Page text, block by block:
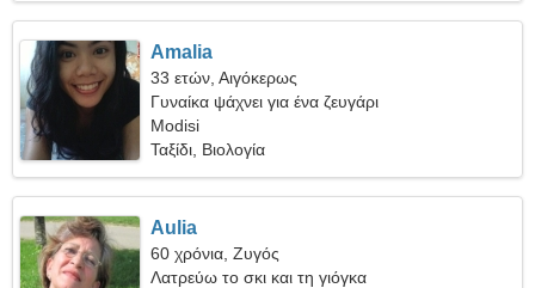
Amalia
33 ετών, Αιγόκερως
Γυναίκα ψάχνει για ένα ζευγάρι
Modisi
Ταξίδι, Βιολογία
Aulia
60 χρόνια, Ζυγός
Λατρεύω το σκι και τη γιόγκα